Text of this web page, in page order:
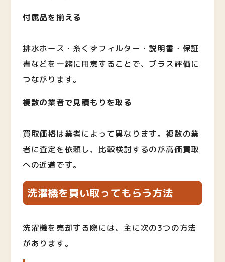
付属品を揃える
排水ホース・糸くずフィルター・説明書・保証
書などを一緒に用意することで、プラス評価に
つながります。
複数の業者で見積もりを取る
買取価格は業者によって異なります。複数の業
者に査定を依頼し、比較検討するのが高価買取
への近道です。
洗濯機を買い取ってもらう方法
洗濯機を売却する際には、主に次の3つの方法
があります。